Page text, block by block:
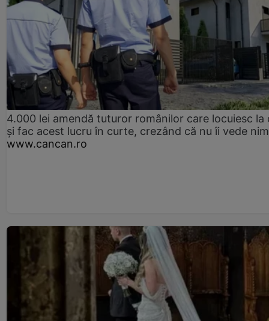
4.000 lei amendă tuturor românilor care locuiesc la
și fac acest lucru în curte, crezând că nu îi vede
www.cancan.ro